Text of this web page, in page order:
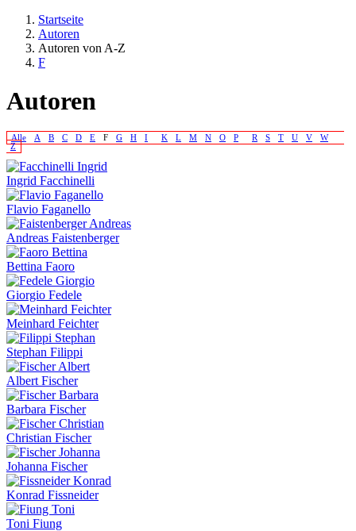
Sie sind hier
Startseite
Autoren
Autoren von A-Z
F
Autoren
Alle A B C D E F G H I K L M N O P R S T U V
W
Z
Ingrid Facchinelli
Flavio Faganello
Andreas Faistenberger
Bettina Faoro
Giorgio Fedele
Meinhard Feichter
Stephan Filippi
Albert Fischer
Barbara Fischer
Christian Fischer
Johanna Fischer
Konrad Fissneider
Toni Fiung